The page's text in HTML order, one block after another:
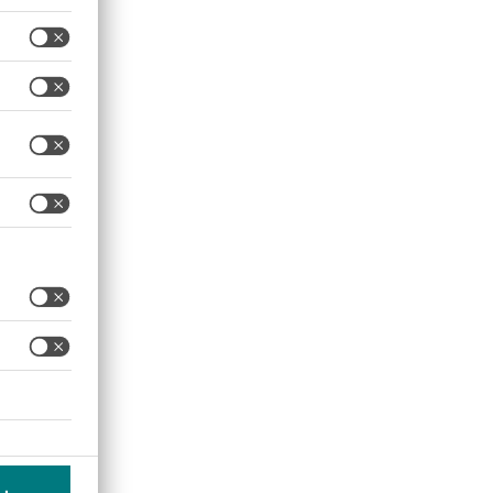
del almacenaje